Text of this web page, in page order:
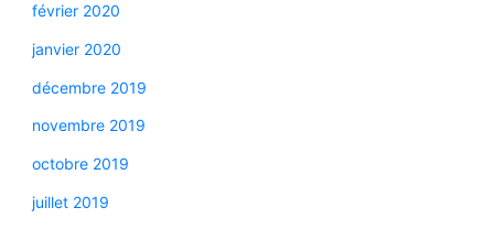
février 2020
janvier 2020
décembre 2019
novembre 2019
octobre 2019
juillet 2019